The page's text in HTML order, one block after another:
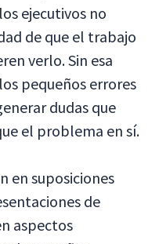
ejecutivos no
de que el trabajo
verlo. Sin esa
pequeños errores
dudas que
el problema en sí.
en suposiciones
de
aspectos